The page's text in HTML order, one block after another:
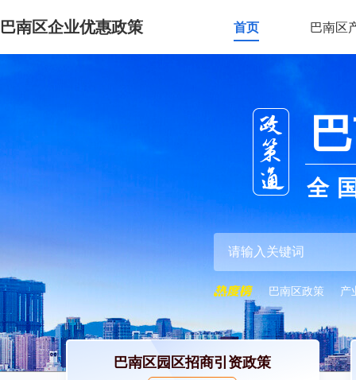
巴南区企业优惠政策 首页 巴南区
全
巴南区政策 产
巴南区园区招商引资政策